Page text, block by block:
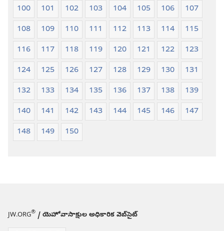
100
101 102 103 104 105 106
107
108
109 110 111 112 113 114
115
116
117 118 119 120 121 122
123
124
125 126 127 128 129 130
131
132
133 134 135 136 137 138
139
140
141 142 143 144 145 146
147
148
149 150
JW.ORG® / యెహోవాసాక్షుల అధికారిక వెబ్‌సైట్‌